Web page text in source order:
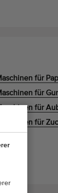
für
für
Maschinen für
Maschinen für